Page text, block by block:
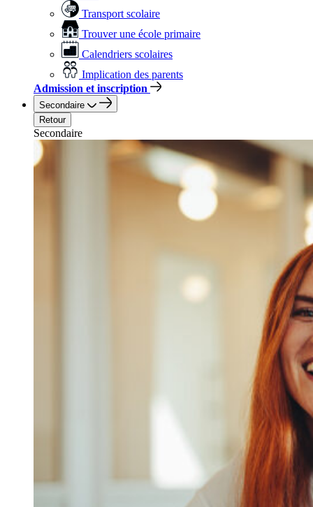
Transport scolaire
Trouver une école primaire
Calendriers scolaires
Implication des parents
Admission et inscription
Secondaire
Retour
Secondaire